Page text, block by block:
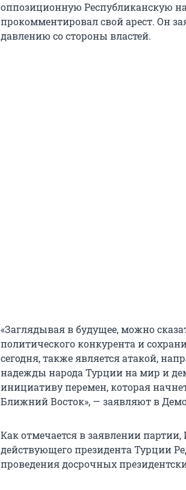
оппозиционную Республиканскую
прокомментировал свой арест. Он
давлению со стороны властей.
«Заглядывая в будущее, можно
политического конкурента и
сегодня, также является атакой,
надежды народа Турции на мир и
инициативу перемен, которая
Ближний Восток», — заявляют в
Как отмечается в заявлении
действующего президента Турции
проведения досрочных